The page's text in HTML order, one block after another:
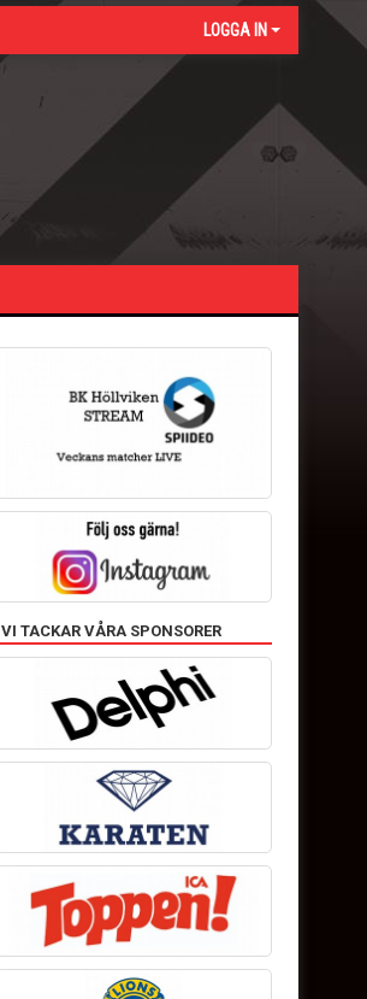
LOGGA IN
VI TACKAR VÅRA SPONSORER